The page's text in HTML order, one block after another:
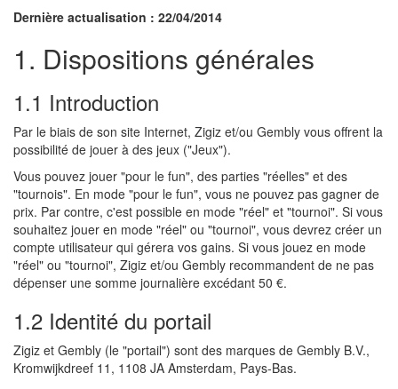
Dernière actualisation : 22/04/2014
1. Dispositions générales
1.1 Introduction
Par le biais de son site Internet, Zigiz et/ou Gembly vous offrent la
possibilité de jouer à des jeux ("Jeux").
Vous pouvez jouer "pour le fun", des parties "réelles" et des
"tournois". En mode "pour le fun", vous ne pouvez pas gagner de
prix. Par contre, c'est possible en mode "réel" et "tournoi". Si vous
souhaitez jouer en mode "réel" ou "tournoi", vous devrez créer un
compte utilisateur qui gérera vos gains. Si vous jouez en mode
"réel" ou "tournoi", Zigiz et/ou Gembly recommandent de ne pas
dépenser une somme journalière excédant 50 €.
1.2 Identité du portail
Zigiz et Gembly (le "portail") sont des marques de Gembly B.V.,
Kromwijkdreef 11, 1108 JA Amsterdam, Pays-Bas.